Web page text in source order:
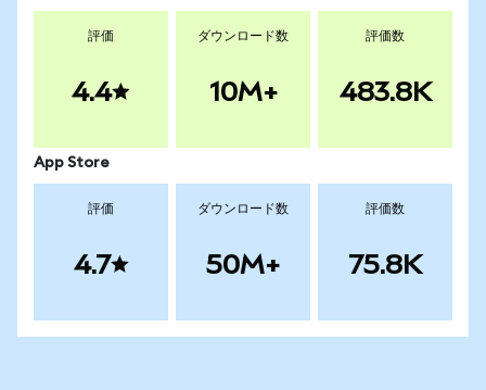
評価
4.4
ダウンロード数
10M+
評価数
483.8K
App Store
評価
4.7
ダウンロード数
50M+
評価数
75.8K